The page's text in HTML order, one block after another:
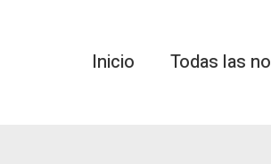
Inicio Todas las